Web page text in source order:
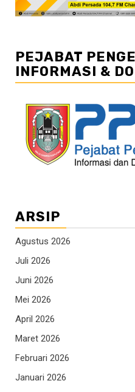
PEJABAT
INFORMASI &
ARSIP
Agustus 2026
Juli 2026
Juni 2026
Mei 2026
April 2026
Maret 2026
Februari 2026
Januari 2026